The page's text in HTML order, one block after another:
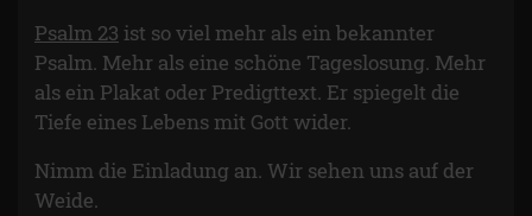
Psalm 23 ist so viel mehr als ein bekannter
Psalm. Mehr als eine schöne Tageslosung. Mehr
als ein Plakat oder Predigttext. Er spiegelt die
Tiefe eines Lebens mit Gott wider.
Nimm die Einladung an. Wir sehen uns auf der
Weide.